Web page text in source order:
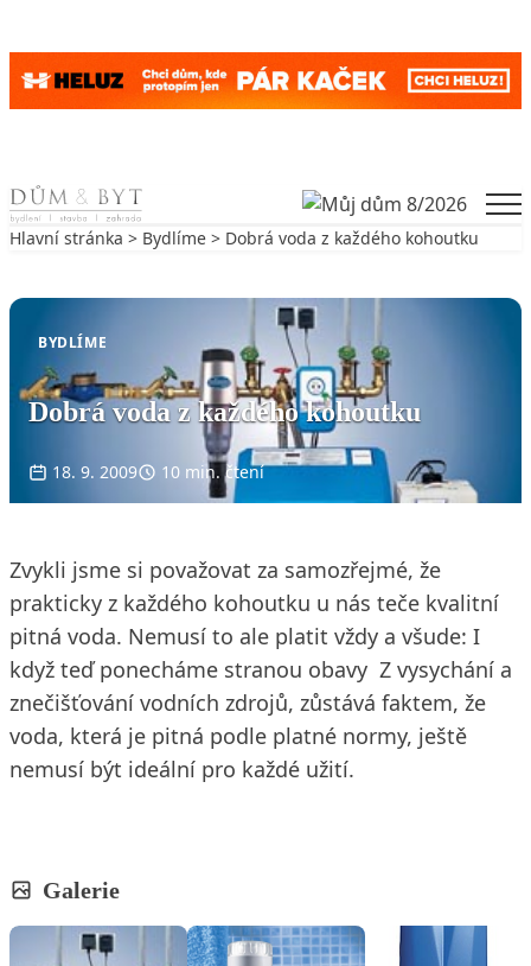
Skip to content
Hlavní stránka > Bydlíme > Dobrá voda z každého kohoutku
BYDLÍME
Dobrá voda z každého kohoutku
18. 9. 2009 10 min. čtení
Zvykli jsme si považovat za samozřejmé, že
prakticky z každého kohoutku u nás teče kvalitní
pitná voda. Nemusí to ale platit vždy a všude: I
když teď ponecháme stranou obavy Z vysychání a
znečišťování vodních zdrojů, zůstává faktem, že
voda, která je pitná podle platné normy, ještě
nemusí být ideální pro každé užití.
Galerie